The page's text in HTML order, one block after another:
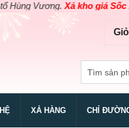
Xả kho giá Sốc bằng
XẢ HÀNG CHỈ